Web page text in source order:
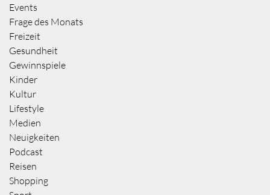
Events
Frage des Monats
Freizeit
Gesundheit
Gewinnspiele
Kinder
Kultur
Lifestyle
Medien
Neuigkeiten
Podcast
Reisen
Shopping